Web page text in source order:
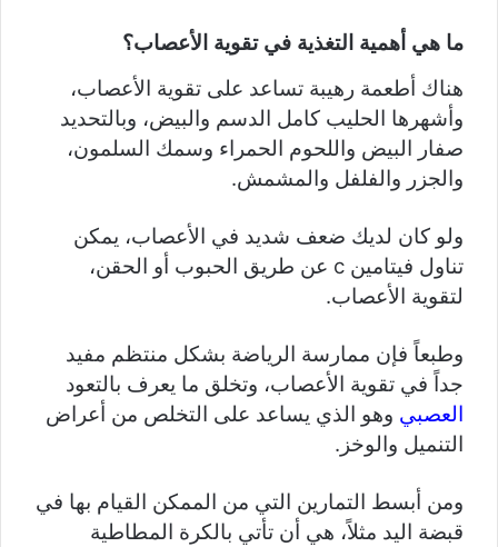
ما هي أهمية التغذية في تقوية الأعصاب؟
هناك أطعمة رهيبة تساعد على تقوية الأعصاب،
وأشهرها الحليب كامل الدسم والبيض، وبالتحديد
صفار البيض واللحوم الحمراء وسمك السلمون،
والجزر والفلفل والمشمش.
ولو كان لديك ضعف شديد في الأعصاب، يمكن
تناول فيتامين c عن طريق الحبوب أو الحقن،
لتقوية الأعصاب.
وطبعاً فإن ممارسة الرياضة بشكل منتظم مفيد
جداً في تقوية الأعصاب، وتخلق ما يعرف بالتعود
العصبي وهو الذي يساعد على التخلص من أعراض
التنميل والوخز.
ومن أبسط التمارين التي من الممكن القيام بها في
قبضة اليد مثلاً، هي أن تأتي بالكرة المطاطية